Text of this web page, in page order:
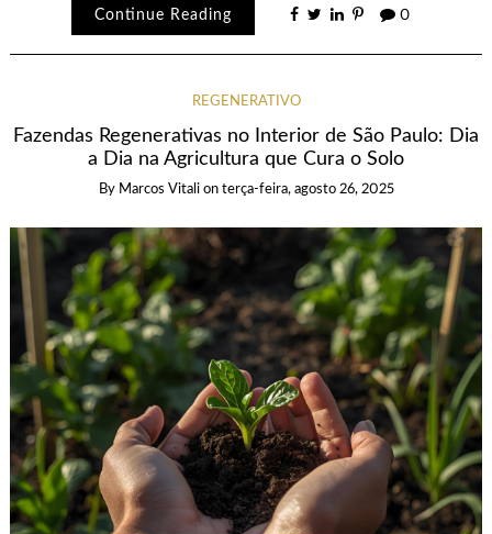
Continue Reading 0
REGENERATIVO
Fazendas Regenerativas no Interior de São Paulo: Dia
a Dia na Agricultura que Cura o Solo
By Marcos Vitali on terça-feira, agosto 26, 2025